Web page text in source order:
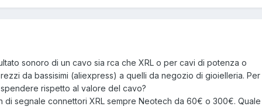
sonoro di un cavo sia rca che XRL o per cavi di potenza o
da bassisimi (aliexpress) a quelli da negozio di gioielleria.
rispetto al valore del cavo?
di segnale connettori XRL sempre Neotech da 60€ o 300€. Quale